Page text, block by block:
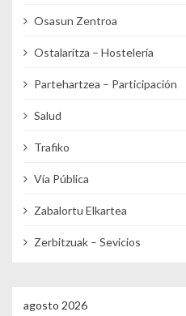
Osasun Zentroa
Ostalaritza – Hostelería
Partehartzea – Participación
Salud
Trafiko
Vía Pública
Zabalortu Elkartea
Zerbitzuak – Sevicios
agosto 2026